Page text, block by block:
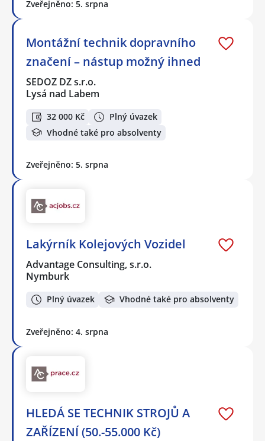
Zveřejněno: 5. srpna
Montážní technik dopravního
značení – nástup možný ihned
SEDOZ DZ s.r.o.
Lysá nad Labem
32 000 Kč
Plný úvazek
Vhodné také pro absolventy
Zveřejněno: 5. srpna
Lakýrník Kolejových Vozidel
Advantage Consulting, s.r.o.
Nymburk
Plný úvazek Vhodné také pro absolventy
Zveřejněno: 4. srpna
HLEDÁ SE TECHNIK STROJŮ A
ZAŘÍZENÍ (50.-55.000 Kč)